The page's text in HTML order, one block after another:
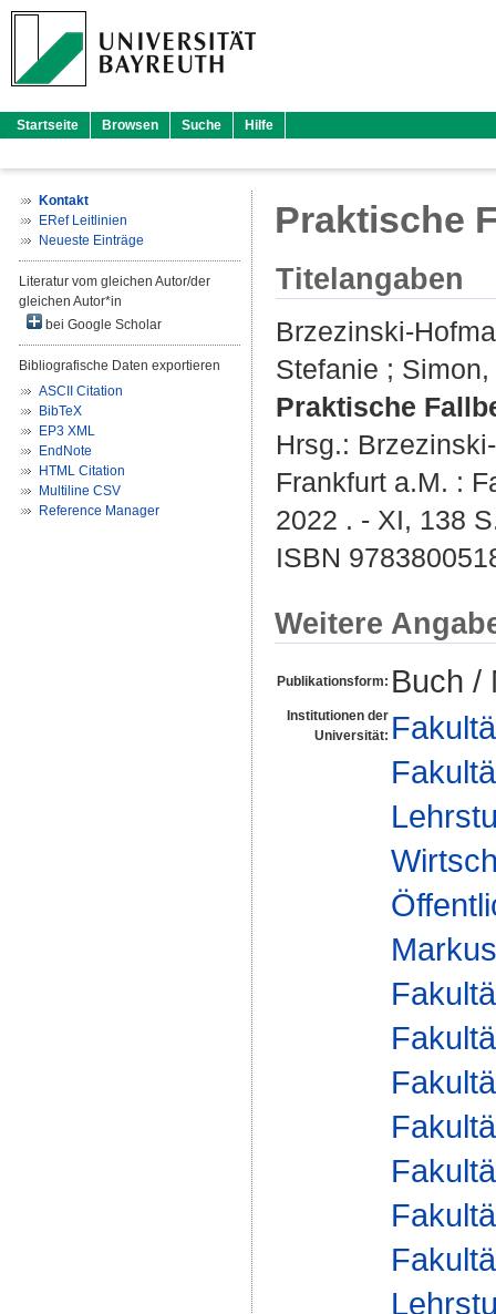
Startseite Browsen Suche Hilfe
Kontakt
ERef Leitlinien
Neueste Einträge
Literatur vom gleichen Autor/der
gleichen Autor*in
bei Google Scholar
Bibliografische Daten exportieren
ASCII Citation
BibTeX
EP3 XML
EndNote
HTML Citation
Multiline CSV
Reference Manager
Praktische
Titelangaben
Brzezinski-
Stefanie ;
Praktische
Hrsg.:
Frankfurt a.M. :
2022 . - XI, 138
ISBN
Weitere
Publikationsform: Buch /
Institutionen der
Universität: